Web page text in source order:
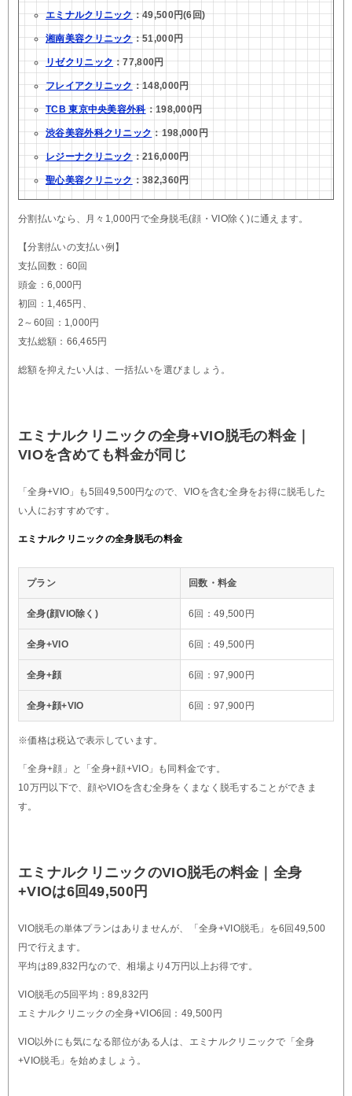
エミナルクリニック：49,500円(6回)
湘南美容クリニック：51,000円
リゼクリニック：77,800円
フレイアクリニック：148,000円
TCB 東京中央美容外科：198,000円
渋谷美容外科クリニック：198,000円
レジーナクリニック：216,000円
聖心美容クリニック：382,360円
分割払いなら、月々1,000円で全身脱毛(顔・VIO除く)に通えます。
【分割払いの支払い例】
支払回数：60回
頭金：6,000円
初回：1,465円、
2～60回：1,000円
支払総額：66,465円
総額を抑えたい人は、一括払いを選びましょう。
エミナルクリニックの全身+VIO脱毛の料金｜
VIOを含めても料金が同じ
「全身+VIO」も5回49,500円なので、VIOを含む全身をお得に脱毛した
い人におすすめです。
エミナルクリニックの全身脱毛の料金
プラン 回数・料金
全身(顔VIO除く) 6回：49,500円
全身+VIO 6回：49,500円
全身+顔 6回：97,900円
全身+顔+VIO 6回：97,900円
※価格は税込で表示しています。
「全身+顔」と「全身+顔+VIO」も同料金です。
10万円以下で、顔やVIOを含む全身をくまなく脱毛することができま
す。
エミナルクリニックのVIO脱毛の料金｜全身
+VIOは6回49,500円
VIO脱毛の単体プランはありませんが、「全身+VIO脱毛」を6回49,500
円で行えます。
平均は89,832円なので、相場より4万円以上お得です。
VIO脱毛の5回平均：89,832円
エミナルクリニックの全身+VIO6回：49,500円
VIO以外にも気になる部位がある人は、エミナルクリニックで「全身
+VIO脱毛」を始めましょう。